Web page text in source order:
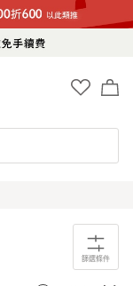
篩選條件